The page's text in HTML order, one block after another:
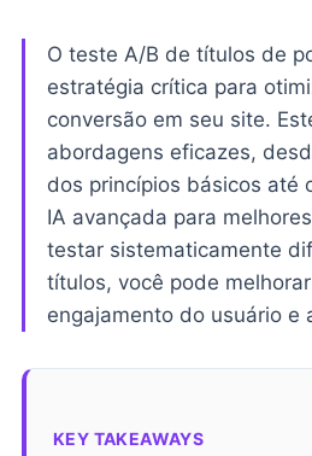
O teste A/B de títulos de
estratégia crítica para
conversão em seu site.
abordagens eficazes,
dos princípios básicos até
IA avançada para
testar sistematicamente
títulos, você pode
engajamento do usuário e
KEY TAKEAWAYS